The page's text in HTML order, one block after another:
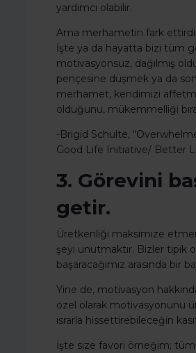
yardımcı olabilir.
Ama merhametin fark
İşte ya da hayatta bizi tüm
motivasyonsuz, dağılmış
pençesine düşmek ya da
merhamet, kendimizi
olduğunu, mükemmelliği
-Brigid Schulte,
Good Life Initiative/ Better
3. Görevini
getir.
Üretkenliği maksimize
şeyi unutmaktır. Bizler tipik
başaracağımız arasında bir
Yine de, motivasyon
özel olarak motivasyonunu
ısrarla hissettirebileceğin
İşte size favori örneğim; tüm